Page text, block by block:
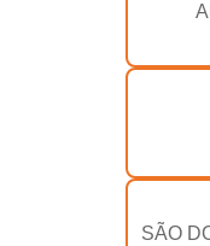
SÃO